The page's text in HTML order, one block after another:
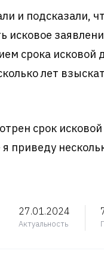
и подсказали,
исковое
срока
лет
срок
приведу
27.01.2024
Актуальность